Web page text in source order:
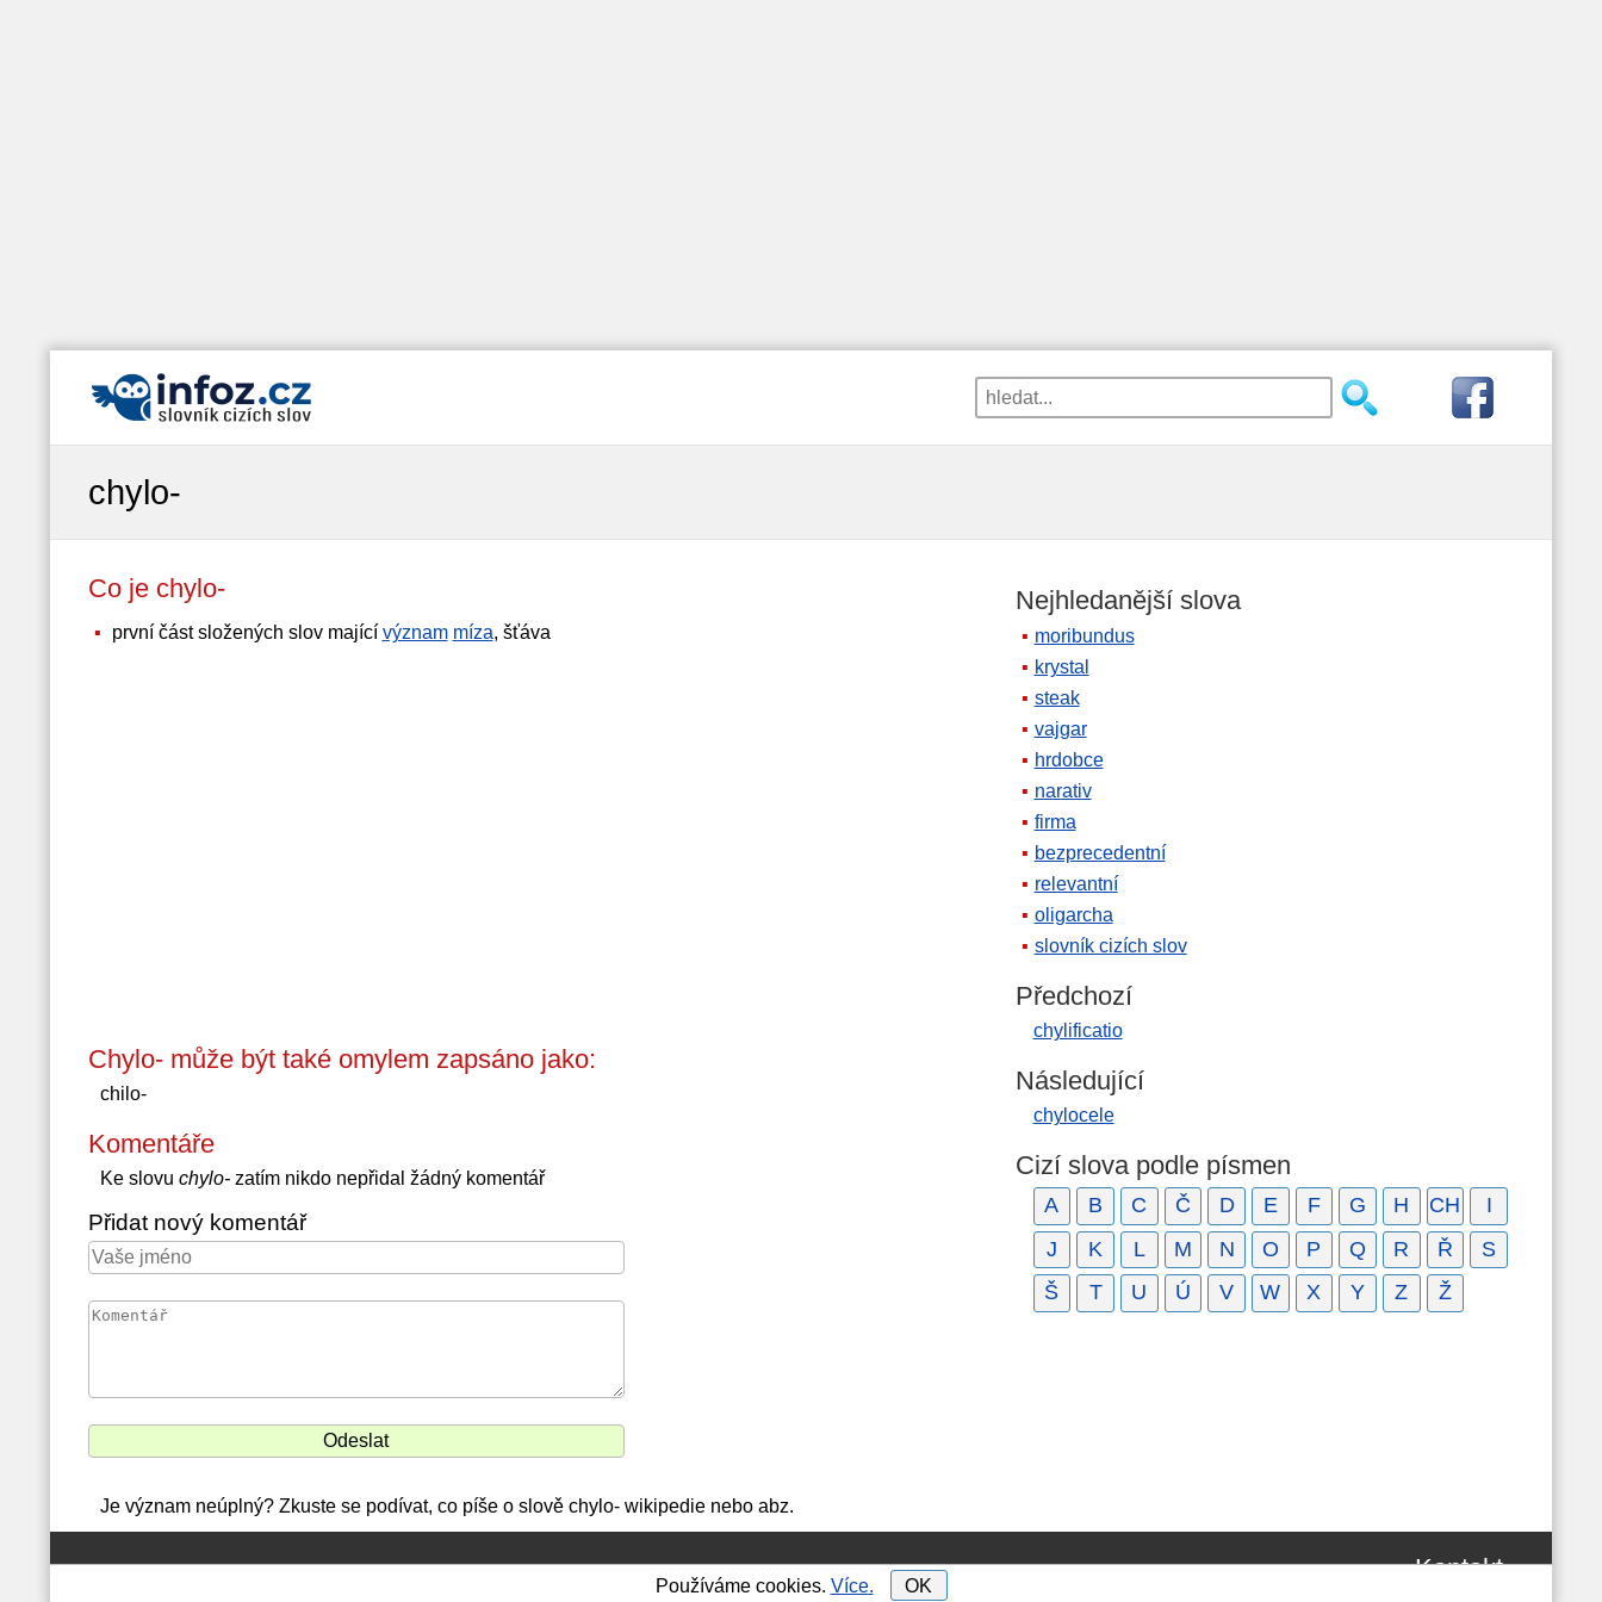
chylo-
Co je chylo-
první část složených slov mající význam míza, šťáva
Chylo- může být také omylem zapsáno jako:
chilo-
Komentáře
Ke slovu chylo-zatím nikdo nepřidal žádný komentář
Přidat nový komentář
Je význam neúplný? Zkuste se podívat, co píše o slově chylo- wikipedie nebo abz.
Nejhledanější slova
moribundus
krystal
steak
vajgar
hrdobce
narativ
firma
bezprecedentní
relevantní
oligarcha
slovník cizích slov
Předchozí
chylificatio
Následující
chylocele
Cizí slova podle písmen
A B C Č D E F G H CH
I
J
K L M N O P Q R Ř
S
Š
T U Ú V W X Y Z Ž
Kontakt
Používáme cookies. Více. OK